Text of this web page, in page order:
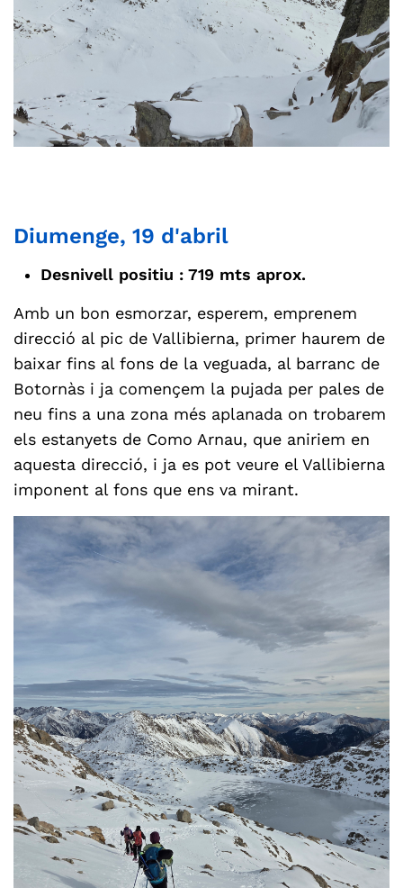
Diumenge, 19 d'abril
Desnivell positiu : 719 mts aprox.
Amb un bon esmorzar, esperem, emprenem
direcció al pic de Vallibierna, primer haurem de
baixar fins al fons de la veguada, al barranc de
Botornàs i ja començem la pujada per pales de
neu fins a una zona més aplanada on trobarem
els estanyets de Como Arnau, que aniriem en
aquesta direcció, i ja es pot veure el Vallibierna
imponent al fons que ens va mirant.